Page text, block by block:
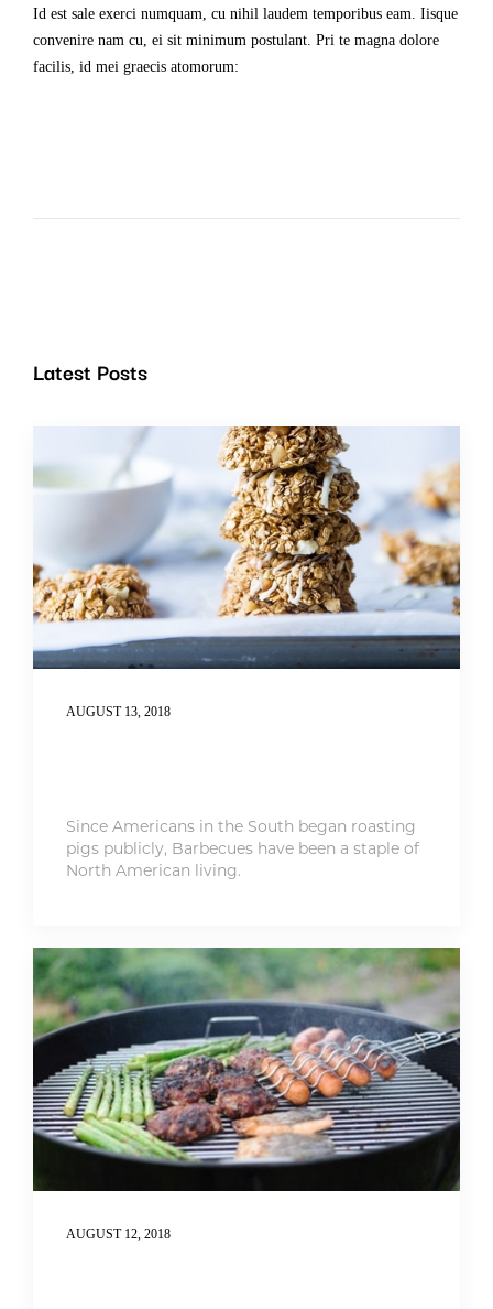
Id est sale exerci numquam, cu nihil laudem temporibus eam. Iisque
convenire nam cu, ei sit minimum postulant. Pri te magna dolore
facilis, id mei graecis atomorum:
Latest Posts
AUGUST 13, 2018
Since Americans in the South began roasting
pigs publicly, Barbecues have been a staple of
North American living.
AUGUST 12, 2018